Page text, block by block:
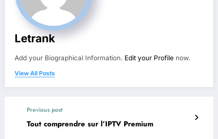
Letrank
Add your Biographical Information. Edit your Profile now.
View All Posts
Previous post
Tout comprendre sur l’IPTV Premium